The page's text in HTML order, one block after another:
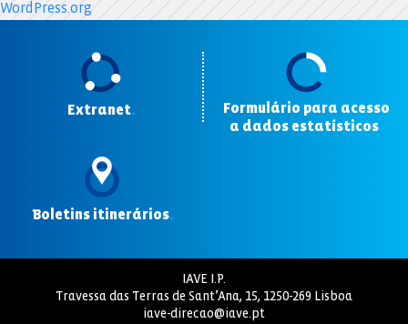
WordPress.org
Extranet.
Formulário para acesso
a dados estatísticos
Boletins itinerários.
IAVE I.P.
Travessa das Terras de Sant’Ana, 15, 1250-269 Lisboa
iave-direcao@iave.pt